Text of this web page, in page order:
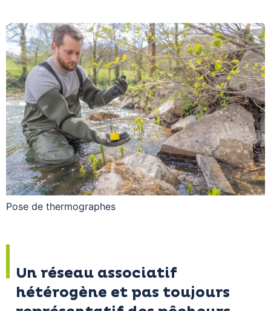
Pose de thermographes
Un réseau associatif
hétérogène et pas toujours